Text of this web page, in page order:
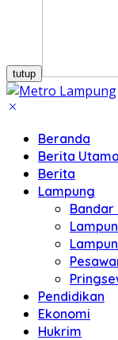
tutup
Beranda
Berita Utama
Berita
Lampung
Bandar
Pendidikan
Ekonomi
Hukrim